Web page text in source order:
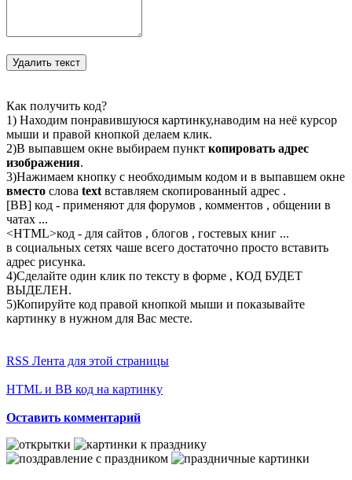
Как получить код?
1) Находим понравившуюся картинку,наводим на неё курсор
мыши и правой кнопкой делаем клик.
2)В выпавшем окне выбираем пункт копировать адрес
изображения.
3)Нажимаем кнопку с необходимым кодом и в выпавшем окне
вместо слова text вставляем скопированный адрес .
[BB] код - применяют для форумов , комментов , общении в
чатах ...
<HTML>код - для сайтов , блогов , гостевых книг ...
в социальных сетях чаше всего достаточно просто вставить
адрес рисунка.
4)Сделайте один клик по тексту в форме , КОД БУДЕТ
ВЫДЕЛЕН.
5)Копируйте код правой кнопкой мыши и показывайте
картинку в нужном для Вас месте.
RSS Лента для этой страницы
HTML и BB код на картинку
Оставить комментарий